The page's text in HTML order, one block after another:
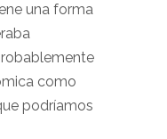
una forma
como
podríamos